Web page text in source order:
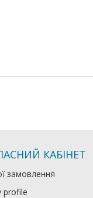
КАБІНЕТ
замовлення
profile